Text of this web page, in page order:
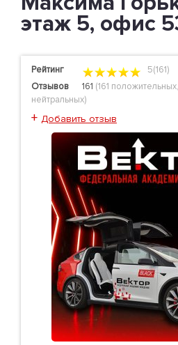
этаж 5, офис
Рейтинг
5(161)
Отзывов
161 (161 положительных,
нейтральных)
+ Добавить отзыв